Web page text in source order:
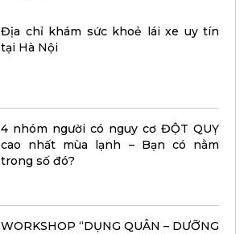
Địa chỉ khám sức khoẻ lái xe uy tín
tại Hà Nội
4 nhóm người có nguy cơ ĐỘT QUỴ
cao nhất mùa lạnh – Bạn có nằm
trong số đó?
WORKSHOP “DỤNG QUÂN – DƯỠNG